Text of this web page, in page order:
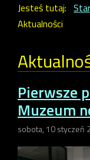
Jesteś tutaj:
Aktualności
Pierwsze
Muzeum
sobota, 10 styczeń